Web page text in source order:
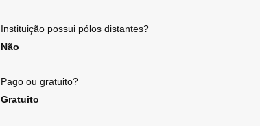
Instituição possui pólos distantes?
Não
Pago ou gratuito?
Gratuito